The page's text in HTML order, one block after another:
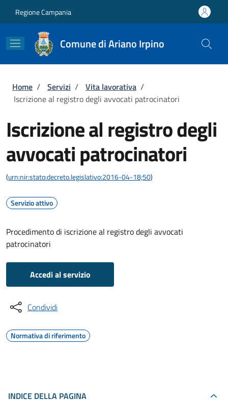
Regione Campania
Comune di Ariano Irpino
Briciole di pane
Home / Servizi / Vita lavorativa /
Iscrizione al registro degli avvocati patrocinatori
Iscrizione al registro degli
avvocati patrocinatori
(urn:nir:stato:decreto.legislativo:2016-04-18;50)
Servizio attivo
Procedimento di iscrizione al registro degli avvocati
patrocinatori
Accedi al servizio
Condividi
Normativa di riferimento
INDICE DELLA PAGINA